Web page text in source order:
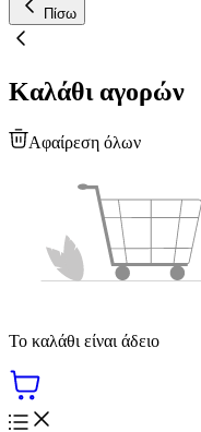
Πίσω
Καλάθι αγορών
Αφαίρεση όλων
Το καλάθι είναι άδειο